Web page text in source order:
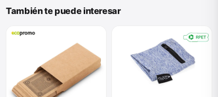
También te puede interesar